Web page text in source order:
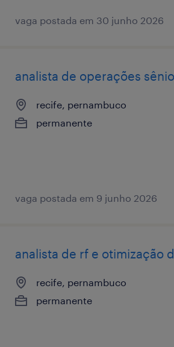
vaga postada em 30 junho 2026
analista de operações
recife, pernambuco
permanente
vaga postada em 9 junho 2026
analista de rf e otimização
recife, pernambuco
permanente